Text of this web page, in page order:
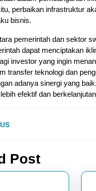
perbaikan infrastruktur
bisnis.
pemerintah dan sektor
dapat menciptakan
investor yang ingin
transfer teknologi dan
adanya sinergi yang
efektif dan
Post